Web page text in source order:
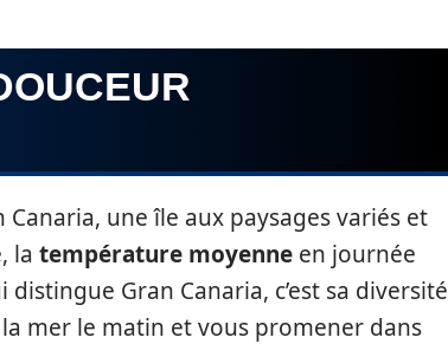
une île aux paysages variés et
la température moyenne en journée
Gran Canaria, c’est sa diversité
mer le matin et vous promener dans